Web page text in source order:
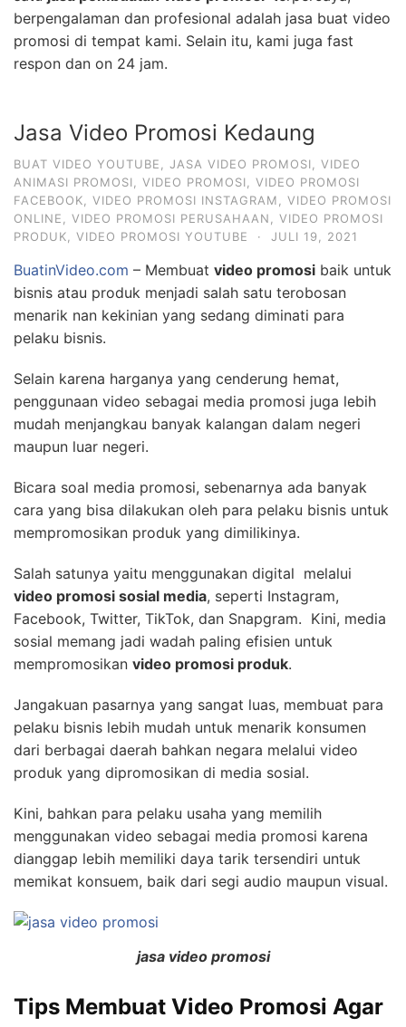
berpengalaman dan profesional adalah jasa buat video
promosi di tempat kami. Selain itu, kami juga fast
respon dan on 24 jam.
Jasa Video Promosi Kedaung
BUAT VIDEO YOUTUBE, JASA VIDEO PROMOSI, VIDEO
ANIMASI PROMOSI, VIDEO PROMOSI, VIDEO PROMOSI
FACEBOOK, VIDEO PROMOSI INSTAGRAM, VIDEO PROMOSI
ONLINE, VIDEO PROMOSI PERUSAHAAN, VIDEO PROMOSI
PRODUK, VIDEO PROMOSI YOUTUBE · JULI 19, 2021
BuatinVideo.com – Membuat video promosi baik untuk
bisnis atau produk menjadi salah satu terobosan
menarik nan kekinian yang sedang diminati para
pelaku bisnis.
Selain karena harganya yang cenderung hemat,
penggunaan video sebagai media promosi juga lebih
mudah menjangkau banyak kalangan dalam negeri
maupun luar negeri.
Bicara soal media promosi, sebenarnya ada banyak
cara yang bisa dilakukan oleh para pelaku bisnis untuk
mempromosikan produk yang dimilikinya.
Salah satunya yaitu menggunakan digital melalui
video promosi sosial media, seperti Instagram,
Facebook, Twitter, TikTok, dan Snapgram. Kini, media
sosial memang jadi wadah paling efisien untuk
mempromosikan video promosi produk.
Jangakuan pasarnya yang sangat luas, membuat para
pelaku bisnis lebih mudah untuk menarik konsumen
dari berbagai daerah bahkan negara melalui video
produk yang dipromosikan di media sosial.
Kini, bahkan para pelaku usaha yang memilih
menggunakan video sebagai media promosi karena
dianggap lebih memiliki daya tarik tersendiri untuk
memikat konsuem, baik dari segi audio maupun visual.
jasa video promosi
Tips Membuat Video Promosi Agar